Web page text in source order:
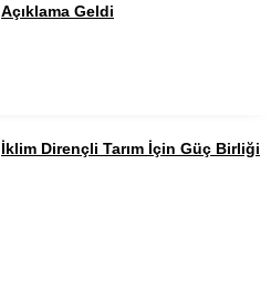
Açıklama Geldi
İklim Dirençli Tarım İçin Güç Birliği